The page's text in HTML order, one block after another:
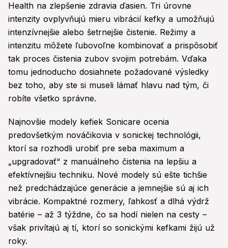
Health na zlepšenie zdravia ďasien. Tri úrovne
intenzity ovplyvňujú mieru vibrácií kefky a umožňujú
intenzívnejšie alebo šetrnejšie čistenie. Režimy a
intenzitu môžete ľubovoľne kombinovať a prispôsobiť
tak proces čistenia zubov svojim potrebám. Vďaka
tomu jednoducho dosiahnete požadované výsledky
bez toho, aby ste si museli lámať hlavu nad tým, či
robíte všetko správne.
Najnovšie modely kefiek Sonicare ocenia
predovšetkým nováčikovia v sonickej technológii,
ktorí sa rozhodli urobiť pre seba maximum a
„upgradovať“ z manuálneho čistenia na lepšiu a
efektívnejšiu techniku. Nové modely sú ešte tichšie
než predchádzajúce generácie a jemnejšie sú aj ich
vibrácie. Kompaktné rozmery, ľahkosť a dlhá výdrž
batérie – až 3 týždne, čo sa hodí nielen na cesty –
však privítajú aj tí, ktorí so sonickými kefkami žijú už
roky.